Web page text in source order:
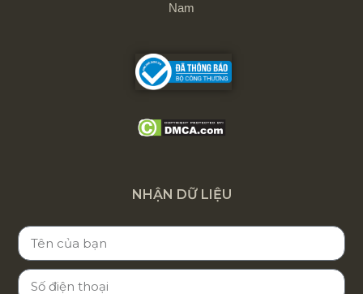
Nam
NHẬN DỮ LIỆU